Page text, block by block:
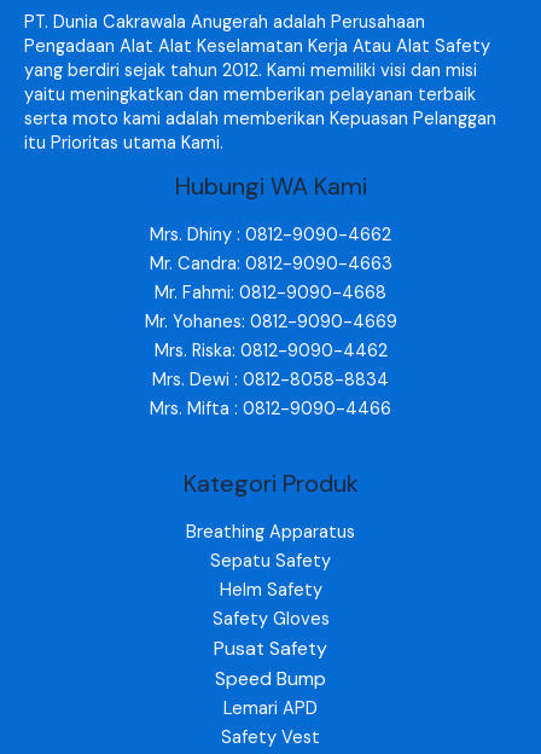
PT. Dunia Cakrawala Anugerah adalah Perusahaan
Pengadaan Alat Alat Keselamatan Kerja Atau Alat Safety
yang berdiri sejak tahun 2012. Kami memiliki visi dan misi
yaitu meningkatkan dan memberikan pelayanan terbaik
serta moto kami adalah memberikan Kepuasan Pelanggan
itu Prioritas utama Kami.
Hubungi WA Kami
Mrs. Dhiny : 0812-9090-4662
Mr. Candra: 0812-9090-4663
Mr. Fahmi: 0812-9090-4668
Mr. Yohanes: 0812-9090-4669
Mrs. Riska: 0812-9090-4462
Mrs. Dewi : 0812-8058-8834
Mrs. Mifta : 0812-9090-4466
Kategori Produk
Breathing Apparatus
Sepatu Safety
Helm Safety
Safety Gloves
Pusat Safety
Speed Bump
Lemari APD
Safety Vest